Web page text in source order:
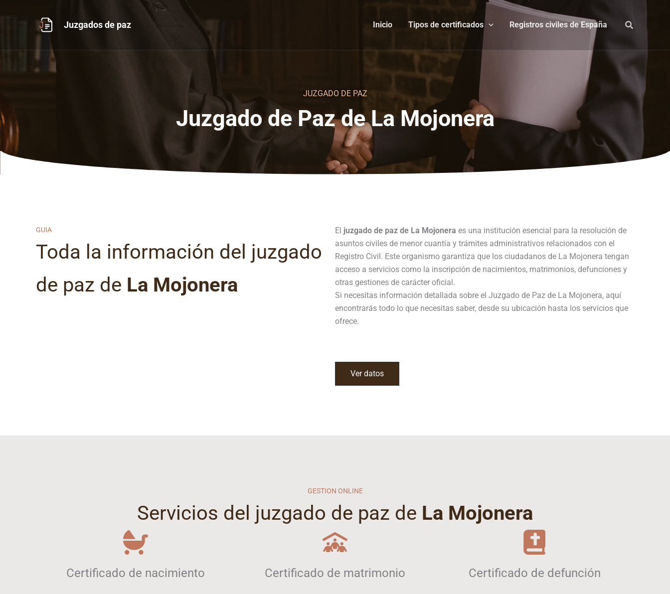
Juzgados de paz Inicio Tipos de certificados Registros civiles de España
JUZGADO DE PAZ
Juzgado de Paz de La Mojonera
GUIA
Toda la información del juzgado
de paz de La Mojonera
El juzgado de paz de La Mojonera es una institución esencial para la resolución de
asuntos civiles de menor cuantía y trámites administrativos relacionados con el
Registro Civil. Este organismo garantiza que los ciudadanos de La Mojonera tengan
acceso a servicios como la inscripción de nacimientos, matrimonios, defunciones y
otras gestiones de carácter oficial.
Si necesitas información detallada sobre el Juzgado de Paz de La Mojonera, aquí
encontrarás todo lo que necesitas saber, desde su ubicación hasta los servicios que
ofrece.
Ver datos
GESTION ONLINE
Servicios del juzgado de paz de La Mojonera
Certificado de nacimiento Certificado de matrimonio Certificado de defunción